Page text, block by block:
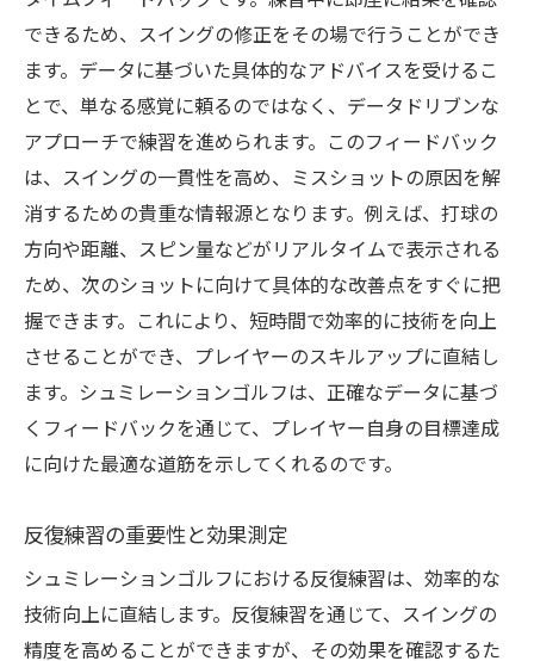
できるため、スイングの修正をその場で行うことができ
ます。データに基づいた具体的なアドバイスを受けるこ
とで、単なる感覚に頼るのではなく、データドリブンな
アプローチで練習を進められます。このフィードバック
は、スイングの一貫性を高め、ミスショットの原因を解
消するための貴重な情報源となります。例えば、打球の
方向や距離、スピン量などがリアルタイムで表示される
ため、次のショットに向けて具体的な改善点をすぐに把
握できます。これにより、短時間で効率的に技術を向上
させることができ、プレイヤーのスキルアップに直結し
ます。シュミレーションゴルフは、正確なデータに基づ
くフィードバックを通じて、プレイヤー自身の目標達成
に向けた最適な道筋を示してくれるのです。
反復練習の重要性と効果測定
シュミレーションゴルフにおける反復練習は、効率的な
技術向上に直結します。反復練習を通じて、スイングの
精度を高めることができますが、その効果を確認するた